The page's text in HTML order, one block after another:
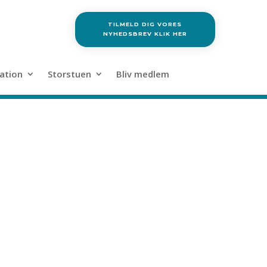
TILMELD DIG VORES
NYHEDSBREV KLIK HER
Storstuen Bliv medlem